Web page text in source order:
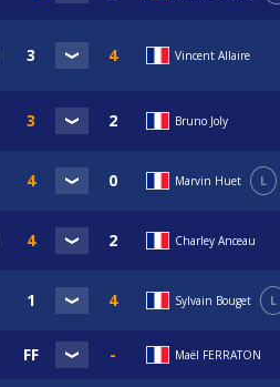
Vincent Allaire
Bruno Joly
Marvin Huet L
Charley Anceau
Sylvain Bouget L
Maël FERRATON